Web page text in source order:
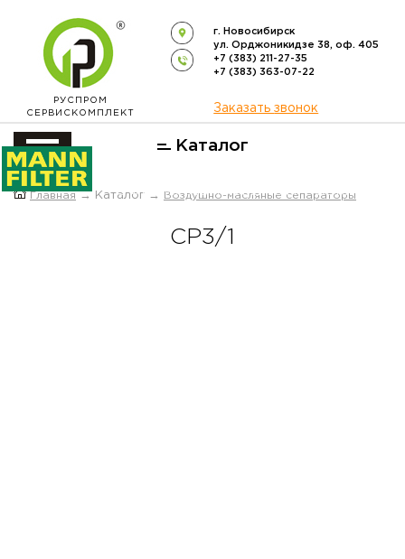
РУСПРОМ
СЕРВИСКОМПЛЕКТ
г. Новосибирск
ул. Орджоникидзе 38, оф. 405
+7 (383) 211-27-35
+7 (383) 363-07-22
Заказать звонок
Каталог
ОФИЦИАЛЬНЫЙ ДИСТРИБЬЮТОР
Главная → Каталог → Воздушно-масляные сепараторы
СР3/1